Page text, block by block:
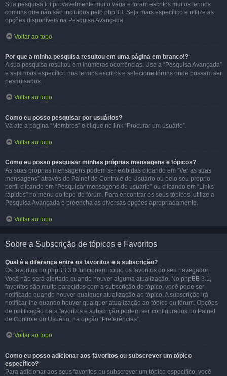
Sua pesquisa foi provavelmente muito vaga e foram escritos muitos termos
comuns que não são incluídos pelo phpBB. Seja mais específico e utilize as
opções disponíveis na Pesquisa Avançada.
Voltar ao topo
Por que a minha pesquisa resultou em uma página em branco!?
A sua pesquisa resultou em inúmeras ocorrências. Use a “Pesquisa Avançada”
e seja mais específico nos termos escritos e selecione fóruns onde possam ser
pesquisados.
Voltar ao topo
Como eu posso pesquisar por usuários?
Vá até a página “Membros” e clique no link “Procurar um usuário”.
Voltar ao topo
Como eu posso pesquisar minhas próprias mensagens e tópicos?
As suas próprias mensagens podem ser exibidas clicando em “Ver as suas
mensagens” através do Painel de Controle do Usuário ou pelo seu próprio
perfil clicando em “Pesquisar mensagens do usuário” ou clicando em “Links
rápidos” no menu do topo do fórum. Para encontrar os seus tópicos, utilize a
Pesquisa Avançada e preencha as diversas opções apropriadamente.
Voltar ao topo
Sobre a Subscrição de tópicos e Favoritos
Qual é a diferença entre os favoritos e a subscrição?
Os favoritos no phpBB 3.0 funcionam como os favoritos do seu navegador.
Você não será alertado quando houver alguma atualização. No phpBB 3.1,
favoritos são muito parecidos com a subscrição de tópico, você pode ser
notificado quando houver qualquer atualização ao tópico. A subscrição irá
notificar-lhe quando houver qualquer atualização ao tópico ou fórum. Opções
de notificação para favoritos e subscrição podem ser configurados no Painel
de Controle do Usuário, na opção “Preferências”.
Voltar ao topo
Como eu posso adicionar aos favoritos ou subscrever um tópico
específico?
Para adicionar aos seus favoritos ou subscrever um tópico específico, você